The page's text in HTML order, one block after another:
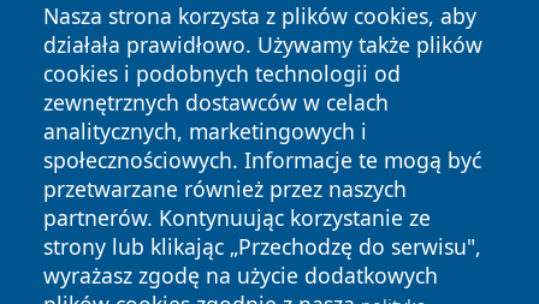
Nasza strona korzysta z plików cookies, aby
działała prawidłowo. Używamy także plików
cookies i podobnych technologii od
zewnętrznych dostawców w celach
analitycznych, marketingowych i
społecznościowych. Informacje te mogą być
przetwarzane również przez naszych
partnerów. Kontynuując korzystanie ze
strony lub klikając „Przechodzę do serwisu",
wyrażasz zgodę na użycie dodatkowych
Copyright © 2026 czestochowanews.pl Wszystkie prawa
zastrzeżone.
News Autorzy
Polityka
Prywatności
Polityka
Cookies
cześć